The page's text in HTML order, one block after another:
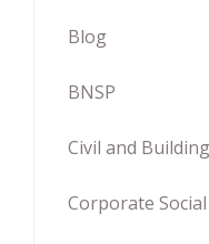
Blog
BNSP
Civil and
Corporate